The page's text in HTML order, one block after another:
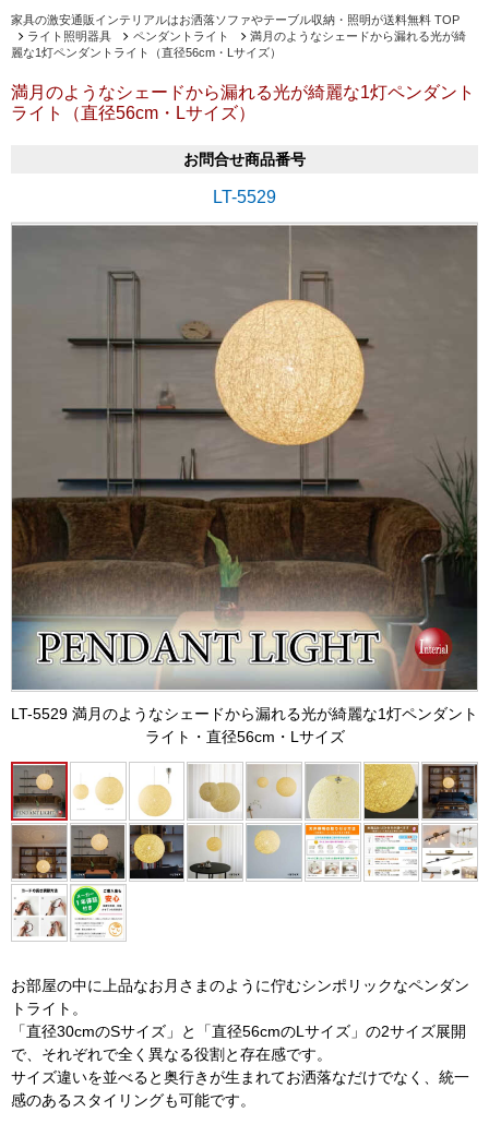
家具の激安通販インテリアルはお洒落ソファやテーブル収納・照明が送料無料 TOP
ライト照明器具
ペンダントライト
満月のようなシェードから漏れる光が綺
麗な1灯ペンダントライト（直径56cm・Lサイズ）
満月のようなシェードから漏れる光が綺麗な1灯ペンダント
ライト（直径56cm・Lサイズ）
お問合せ商品番号
LT-5529
LT-5529 満月のようなシェードから漏れる光が綺麗な1灯ペンダント
ライト・直径56cm・Lサイズ
お部屋の中に上品なお月さまのように佇むシンポリックなペンダン
トライト。
「直径30cmのSサイズ」と「直径56cmのLサイズ」の2サイズ展開
で、それぞれで全く異なる役割と存在感です。
サイズ違いを並べると奥行きが生まれてお洒落なだけでなく、統一
感のあるスタイリングも可能です。